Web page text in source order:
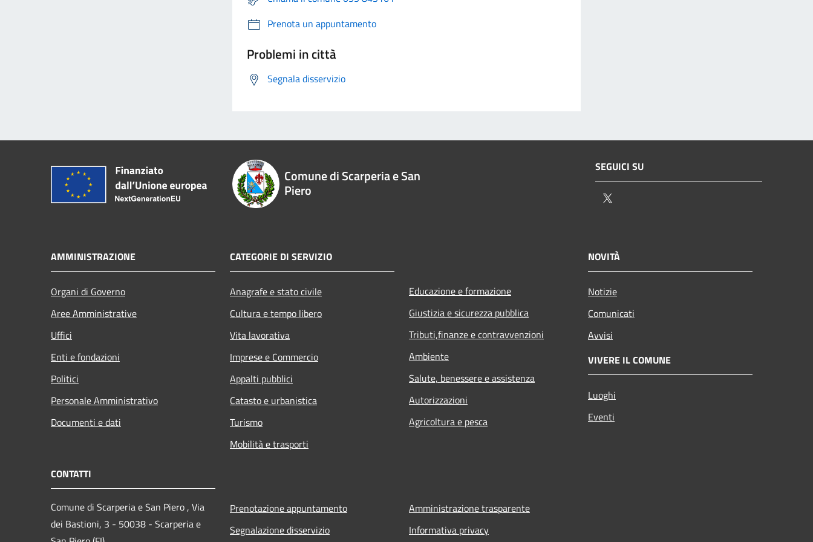
Prenota un appuntamento
Problemi in città
Segnala disservizio
Comune di Scarperia e San
Piero
SEGUICI SU
AMMINISTRAZIONE
Organi di Governo
Aree Amministrative
Uffici
Enti e fondazioni
Politici
Personale Amministrativo
Documenti e dati
CATEGORIE DI SERVIZIO
Anagrafe e stato civile
Cultura e tempo libero
Vita lavorativa
Imprese e Commercio
Appalti pubblici
Catasto e urbanistica
Turismo
Mobilità e trasporti
Educazione e formazione
Giustizia e sicurezza pubblica
Tributi,finanze e contravvenzioni
Ambiente
Salute, benessere e assistenza
Autorizzazioni
Agricoltura e pesca
NOVITÀ
Notizie
Comunicati
Avvisi
VIVERE IL COMUNE
Luoghi
Eventi
CONTATTI
Comune di Scarperia e San Piero , Via
dei Bastioni, 3 - 50038 - Scarperia e
Prenotazione appuntamento
Segnalazione disservizio
Amministrazione trasparente
Informativa privacy